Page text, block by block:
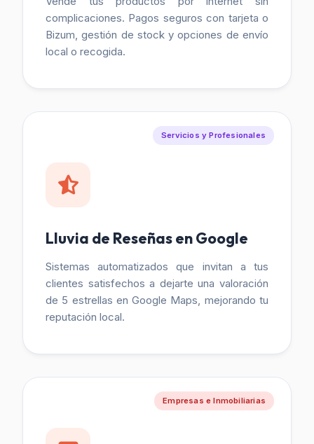
complicaciones. Pagos seguros con tarjeta o
Bizum, gestión de stock y opciones de envío
local o recogida.
Servicios y Profesionales
Lluvia de Reseñas en Google
Sistemas automatizados que invitan a tus
clientes satisfechos a dejarte una valoración
de 5 estrellas en Google Maps, mejorando tu
reputación local.
Empresas e Inmobiliarias